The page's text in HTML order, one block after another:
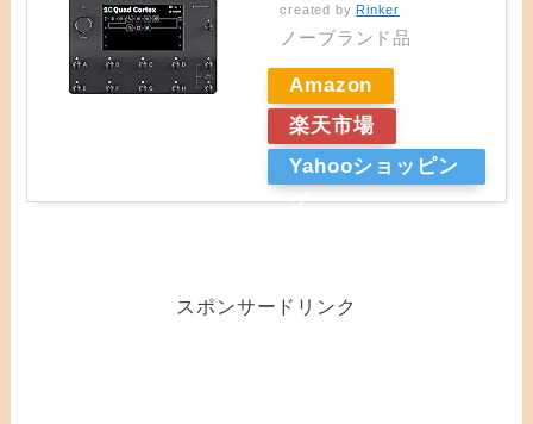
created by Rinker
ノーブランド品
Amazon
楽天市場
Yahooショッピン
グ
スポンサードリンク